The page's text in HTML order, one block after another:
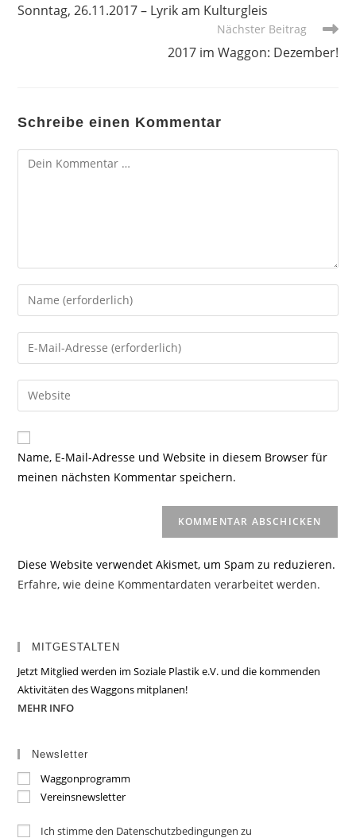
ansehen
Sonntag, 26.11.2017 – Lyrik am Kulturgleis
Nächster Beitrag
2017 im Waggon: Dezember!
Schreibe einen Kommentar
Kommentar
Gib
deinen
Namen
oder
zum
Kommentieren
ein
Gib
deine
E-
Mail-
zum
Kommentieren
ein
Gib
deine
Website-
URL
Name, E-Mail-Adresse und Website in diesem Browser für
meinen nächsten Kommentar speichern.
Diese Website verwendet Akismet, um Spam zu reduzieren.
Erfahre, wie deine Kommentardaten verarbeitet werden.
MITGESTALTEN
Jetzt Mitglied werden im Soziale Plastik e.V. und die kommenden
Aktivitäten des Waggons mitplanen!
MEHR INFO
Newsletter
Waggonprogramm
Vereinsnewsletter
Ich stimme den Datenschutzbedingungen zu